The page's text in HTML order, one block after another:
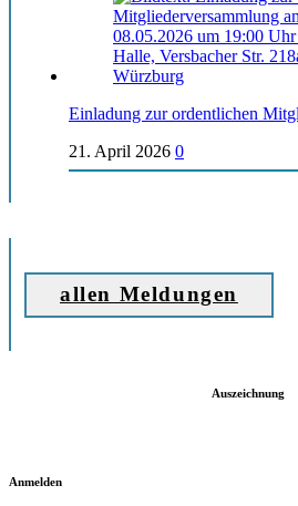
Einladung zur ordentlichen
21. April 2026 0
allen Meldungen
Auszeichnung
Anmelden